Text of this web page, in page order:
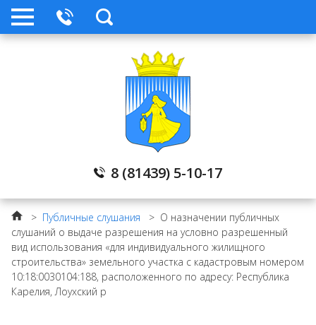
8 (81439) 5-10-17
> Публичные слушания > О назначении публичных
слушаний о выдаче разрешения на условно разрешенный
вид использования «для индивидуального жилищного
строительства» земельного участка с кадастровым номером
10:18:0030104:188, расположенного по адресу: Республика
Карелия, Лоухский р